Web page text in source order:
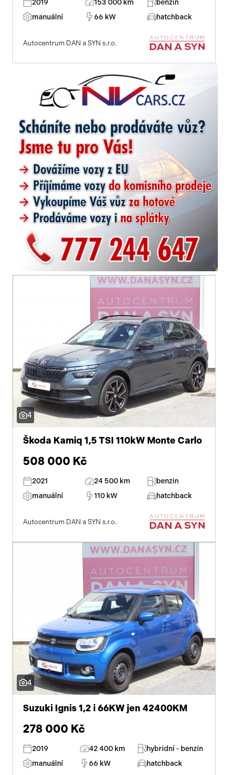
2019 153 000 km
benzin
manuální
66 kW hatchback
Autocentrum DAN a SYN s.r.o.
4
Škoda Kamiq 1,5 TSI 110kW Monte Carlo
508 000 Kč
2021 24 500 km
benzin
manuální
110 kW hatchback
Autocentrum DAN a SYN s.r.o.
4
Suzuki Ignis 1,2 i 66KW jen 42400KM
278 000 Kč
2019 42 400 km
hybridní - benzin
manuální
66 kW hatchback